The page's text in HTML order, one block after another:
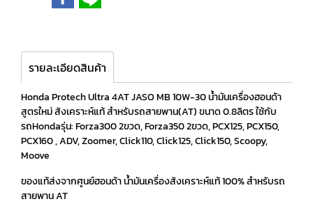
รายละเอียดสินค้า
Honda Protech Ultra 4AT JASO MB 10W-30 น้ำมันเครื่องฮอนด้า
สูตรใหม่ สังเคราะห์แท้ สำหรับรถสายพาน(AT) ขนาด 0.8ลิตร ใช้กับ
รถHondaรุ่น: Forza300 2ขวด, Forza350 2ขวด, PCX125, PCX150,
PCX160 , ADV, Zoomer, Click110, Click125, Click150, Scoopy,
Moove
ของแท้ส่งจากศูนย์ฮอนด้า น้ำมันเครื่องสังเคราะห์แท้ 100% สำหรับรถ
สายพาน AT